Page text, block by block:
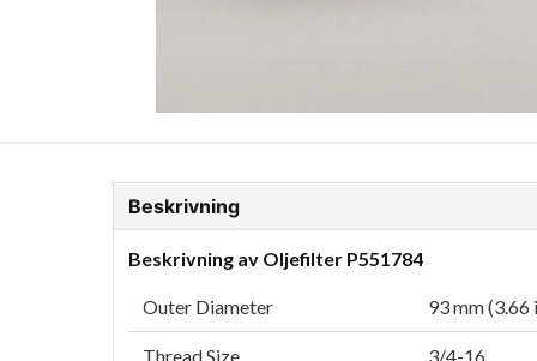
Beskrivning
Beskrivning av Oljefilter P551784
Outer Diameter 93 mm (3.66
Thread Size 3/4-16